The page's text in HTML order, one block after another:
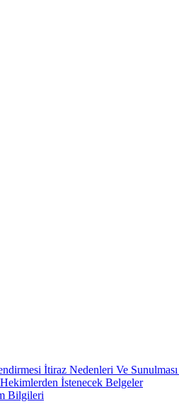
İtiraz Nedenleri Ve
İstenecek Belgeler
Bilgileri